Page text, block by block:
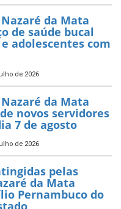
da Mata
de saúde bucal
adolescentes com
de 2026
da Mata
novos servidores
7 de agosto
de 2026
pelas
da Mata
Pernambuco do